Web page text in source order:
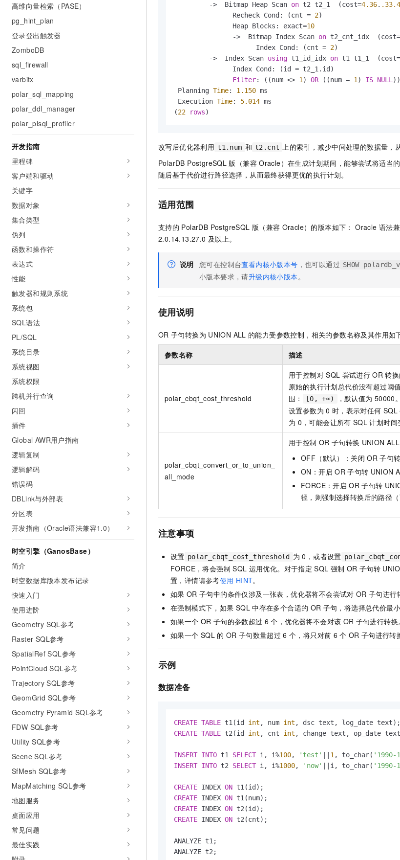
高维向量检索（PASE）
pg_hint_plan
登录登出触发器
ZomboDB
sql_firewall
varbitx
polar_sql_mapping
polar_ddl_manager
polar_plsql_profiler
开发指南
里程碑
客户端和驱动
关键字
数据对象
集合类型
伪列
函数和操作符
表达式
性能
触发器和规则系统
系统包
SQL语法
PL/SQL
系统目录
系统视图
系统权限
跨机并行查询
闪回
插件
Global AWR用户指南
逻辑复制
逻辑解码
错误码
DBLink与外部表
分区表
开发指南（Oracle语法兼容1.0）
时空引擎（GanosBase）
简介
时空数据库版本发布记录
快速入门
使用进阶
Geometry SQL参考
Raster SQL参考
SpatialRef SQL参考
PointCloud SQL参考
Trajectory SQL参考
GeomGrid SQL参考
Geometry Pyramid SQL参考
FDW SQL参考
Utility SQL参考
Scene SQL参考
SfMesh SQL参考
MapMatching SQL参考
地图服务
桌面应用
常见问题
最佳实践
->
  Bitmap Heap Scan
on t2 t2_1  (cost=4.36. .33
               Recheck Cond: (cnt
= 2)
               Heap Blocks: exact
=10
->
  Bitmap Index Scan
on t2_cnt_idx  (cost=
                     Index Cond: (cnt
= 2)
->
  Index Scan
using t1_id_idx on t1 t1_1  (cost=
               Index Cond: (id
= t2_1.id)
Filter: ((num <> 1 ) OR ((num = 1 ) IS NULL ))
Planning Time: 1.150 ms
Execution Time: 5.014 ms
(22 rows)
改写后优化器利用 t1.num 和 t2.cnt 上的索引，减少中间处理的数据量，
PolarDB PostgreSQL 版（兼容 Oracle） 在生成计划期间，能够尝试将适当的
随后基于代价进行路径选择，从而最终获得更优的执行计划。
适用范围
支持的 PolarDB PostgreSQL 版（兼容 Oracle） 的版本如下：Oracle 语法
2.0.14.13.27.0 及以上。
说明 您可在控制台查看内核小版本号 ，也可以通过 SHOW
小版本要求，请升级内核小版本。
使用说明
OR 子句转换为 UNION ALL 的能力受参数控制，相关的参数名称及其作用如
参数名称 描述
polar_cbqt_cost_threshold
用于控制对 SQL 尝试进行 OR 转
原始的执行计划总代价没有超过阈
围：
[0, +∞) ，默认值为 50000。
设置参数为 0 时，表示对任何 SQL
为 0，可能会让所有 SQL 计划时间
polar_cbqt_convert_or_to_union_
all_mode
用于控制 OR 子句转换 UNION ALL
OFF（默认）：关闭 OR 子句转
ON：开启 OR 子句转 UNION
FORCE：开启 OR 子句转
径，则强制选择转换后的路径
注意事项
设置 polar_cbqt_cost_threshold 为 0，或者设置
FORCE，将会强制 SQL 运用优化。对于指定 SQL 强制 OR 子句转
置，详情请参考使用 HINT。
如果 OR 子句中的条件仅涉及一张表，优化器将不会尝试对 OR 子句进行
在强制模式下，如果 SQL 中存在多个合适的 OR 子句，将选择总代价最小
如果一个 OR 子句的参数超过 6 个，优化器将不会对该 OR 子句进行转换。
如果一个 SQL 的 OR 子句数量超过 6 个，将只对前 6 个 OR 子句进行转
示例
数据准备
CREATE TABLE t1(id int , num int
CREATE TABLE t2(id int , cnt int , change text, op_date
INSERT INTO t1 SELECT i, i%100, 'test' 1, to_char( '1990-
INSERT INTO t2 SELECT i, i%1000, 'now' i, to_char( '1990-
CREATE INDEX ON
CREATE INDEX ON
CREATE INDEX ON
CREATE INDEX ON t2(cnt);
ANALYZE t1;
ANALYZE t2;